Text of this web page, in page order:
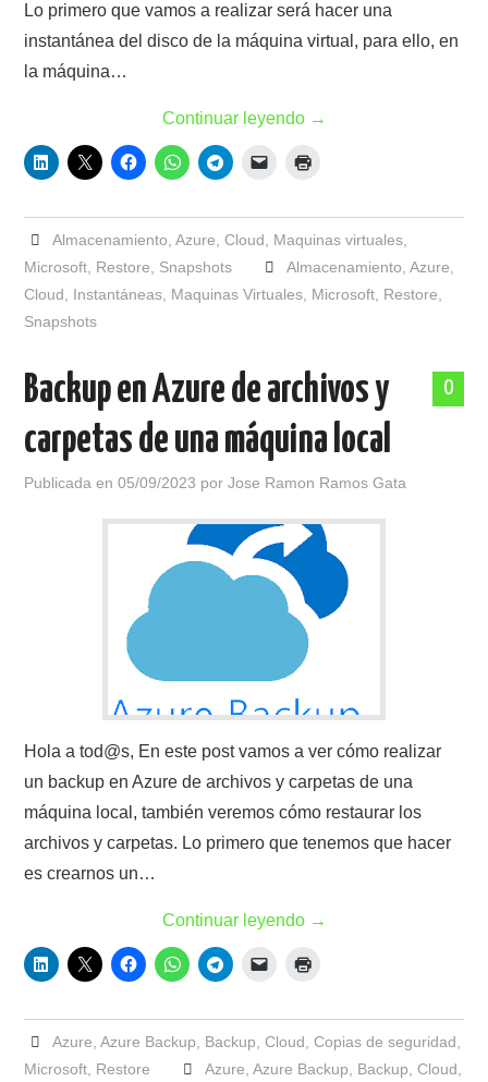
Lo primero que vamos a realizar será hacer una
instantánea del disco de la máquina virtual, para ello, en
la máquina…
Continuar leyendo →
Almacenamiento Azure Cloud Maquinas virtuales,
Microsoft Restore Snapshots Almacenamiento Azure
Cloud
Instantáneas Maquinas Virtuales Microsoft Restore
Snapshots
0
Backup en Azure de archivos y
carpetas de una máquina local
Publicada en05/09/2023 porJose Ramon Ramos Gata
Hola a tod@s, En este post vamos a ver cómo realizar
un backup en Azure de archivos y carpetas de una
máquina local, también veremos cómo restaurar los
archivos y carpetas. Lo primero que tenemos que hacer
es crearnos un…
Continuar leyendo →
Azure Azure Backup Backup Cloud Copias de seguridad
Microsoft Restore Azure Azure Backup Backup Cloud